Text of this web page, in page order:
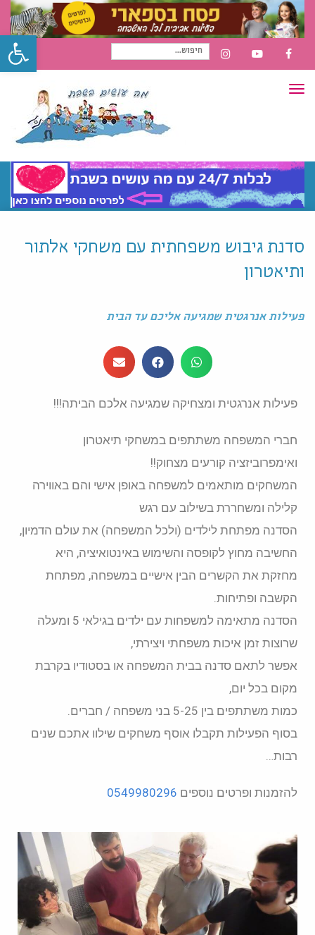
FACEBOOK
YOUTUBE
INSTAGRAM
חיפוש
תפריט
סדנת גיבוש משפחתית עם משחקי אלתור
ותיאטרון
פעילות אנרגטית שמגיעה אליכם עד הבית
פעילות אנרגטית ומצחיקה שמגיעה אלכם הביתה!!!
חברי המשפחה משתתפים במשחקי תיאטרון
ואימפרוביזציה קורעים מצחוק!!
המשחקים מותאמים למשפחה באופן אישי והם באווירה
קלילה ומשחררת בשילוב עם רגש
הסדנה מפתחת לילדים (ולכל המשפחה) את עולם הדמיון,
החשיבה מחוץ לקופסה והשימוש באינטואיציה, היא
מחזקת את הקשרים הבין אישיים במשפחה, מפתחת
הקשבה ופתיחות.
הסדנה מתאימה למשפחות עם ילדים בגילאי 5 ומעלה
שרוצות זמן איכות משפחתי ויצירתי,
אפשר לתאם סדנה בבית המשפחה או בסטודיו בקרבת
מקום בכל יום,
כמות משתתפים בין 5-25 בני משפחה / חברים.
בסוף הפעילות תקבלו אוסף משחקים שילוו אתכם שנים
רבות…
להזמנות ופרטים נוספים 0549980296
פתח